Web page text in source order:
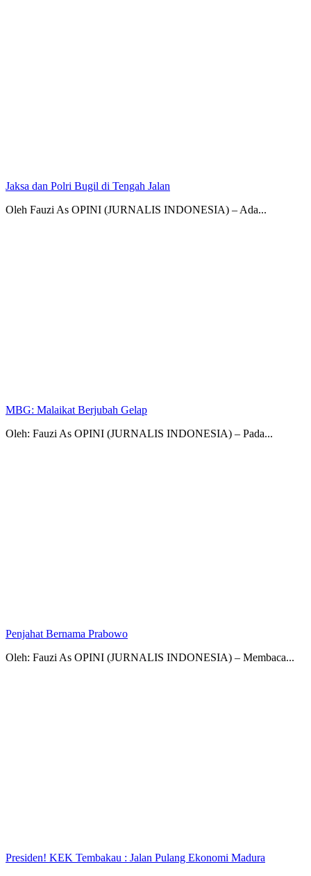
Jaksa dan Polri Bugil di Tengah Jalan
Oleh Fauzi As OPINI (JURNALIS INDONESIA) – Ada...
MBG: Malaikat Berjubah Gelap
Oleh: Fauzi As OPINI (JURNALIS INDONESIA) – Pada...
Penjahat Bernama Prabowo
Oleh: Fauzi As OPINI (JURNALIS INDONESIA) – Membaca...
Presiden! KEK Tembakau : Jalan Pulang Ekonomi Madura